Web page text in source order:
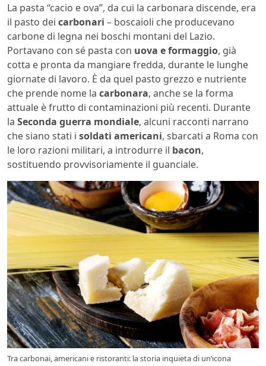
La pasta “cacio e ova”, da cui la carbonara discende, era
il pasto dei carbonari – boscaioli che producevano
carbone di legna nei boschi montani del Lazio.
Portavano con sé pasta con uova e formaggio, già
cotta e pronta da mangiare fredda, durante le lunghe
giornate di lavoro. È da quel pasto grezzo e nutriente
che prende nome la carbonara, anche se la forma
attuale è frutto di contaminazioni più recenti. Durante
la Seconda guerra mondiale, alcuni racconti narrano
che siano stati i soldati americani, sbarcati a Roma con
le loro razioni militari, a introdurre il bacon,
sostituendo provvisoriamente il guanciale.
Tra carbonai, americani e ristoranti: la storia inquieta di un’icona